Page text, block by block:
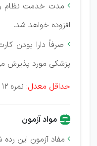
 مدت خدمت نظام
افزوده خواهد شد.
 صرفاً دارا بودن
پزشكی مورد پذیرش
حداقل معدل: نمره 12
مواد آزمون
 مفاد آزمون این